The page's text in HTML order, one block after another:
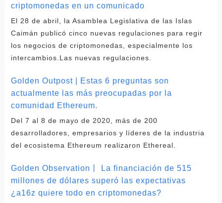
criptomonedas en un comunicado
El 28 de abril, la Asamblea Legislativa de las Islas
Caimán publicó cinco nuevas regulaciones para regir
los negocios de criptomonedas, especialmente los
intercambios.Las nuevas regulaciones.
Golden Outpost | Estas 6 preguntas son
actualmente las más preocupadas por la
comunidad Ethereum.
Del 7 al 8 de mayo de 2020, más de 200
desarrolladores, empresarios y líderes de la industria
del ecosistema Ethereum realizaron Ethereal.
Golden Observation丨 La financiación de 515
millones de dólares superó las expectativas
¿a16z quiere todo en criptomonedas?